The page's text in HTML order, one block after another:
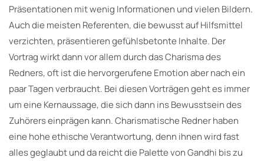
Präsentationen mit wenig Informationen und vielen Bildern.
Auch die meisten Referenten, die bewusst auf Hilfsmittel
verzichten, präsentieren gefühlsbetonte Inhalte. Der
Vortrag wirkt dann vor allem durch das Charisma des
Redners, oft ist die hervorgerufene Emotion aber nach ein
paar Tagen verbraucht. Bei diesen Vorträgen geht es immer
um eine Kernaussage, die sich dann ins Bewusstsein des
Zuhörers einprägen kann. Charismatische Redner haben
eine hohe ethische Verantwortung, denn ihnen wird fast
alles geglaubt und da reicht die Palette von Gandhi bis zu